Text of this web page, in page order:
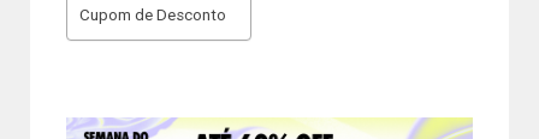
Cupom de Desconto